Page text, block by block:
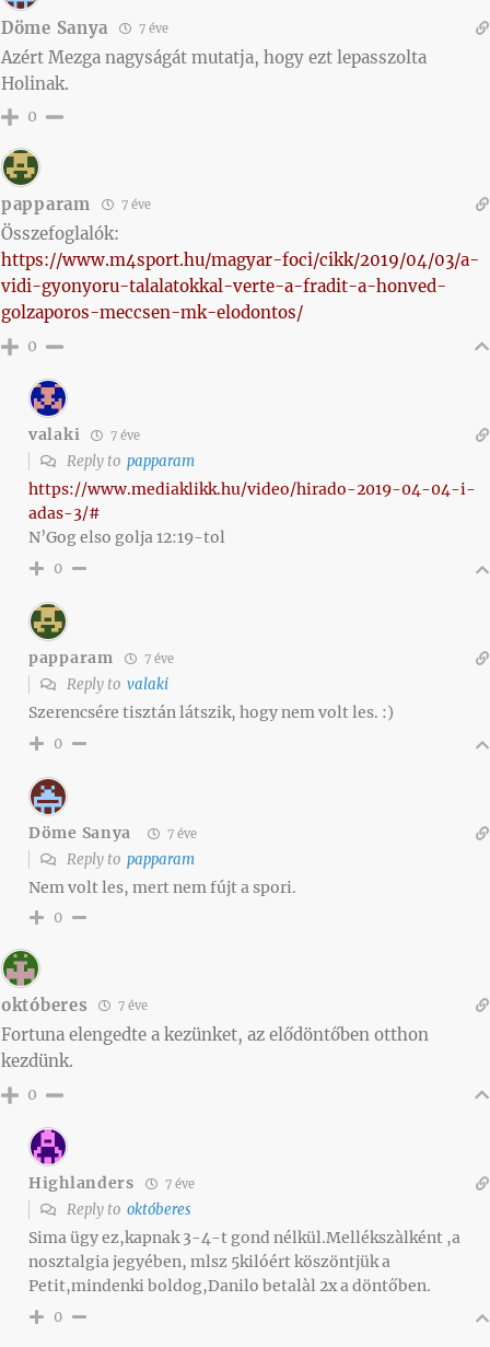
Döme Sanya 7 éve
Azért Mezga nagyságát mutatja, hogy ezt lepasszolta
Holinak.
0
papparam 7 éve
Összefoglalók:
https://www.m4sport.hu/magyar-foci/cikk/2019/04/03/a-
vidi-gyonyoru-talalatokkal-verte-a-fradit-a-honved-
golzaporos-meccsen-mk-elodontos/
0
valaki 7 éve
Reply to papparam
https://www.mediaklikk.hu/video/hirado-2019-04-04-i-
adas-3/#
N’Gog elso golja 12:19-tol
0
papparam 7 éve
Reply to valaki
Szerencsére tisztán látszik, hogy nem volt les. :)
0
Döme Sanya 7 éve
Reply to papparam
Nem volt les, mert nem fújt a spori.
0
októberes 7 éve
Fortuna elengedte a kezünket, az elődöntőben otthon
kezdünk.
0
Highlanders 7 éve
Reply to októberes
Sima ügy ez,kapnak 3-4-t gond nélkül.Mellékszàlként ,a
nosztalgia jegyében, mlsz 5kilóért köszöntjük a
Petit,mindenki boldog,Danilo betalàl 2x a döntőben.
0